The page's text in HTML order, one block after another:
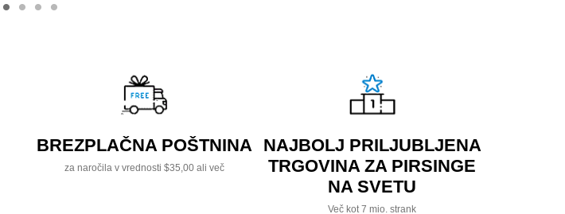
BREZPLAČNA POŠTNINA
za naročila v vrednosti $35,00 ali več
NAJBOLJ PRILJUBLJENA
TRGOVINA ZA PIRSINGE
NA SVETU
Več kot 7 mio. strank